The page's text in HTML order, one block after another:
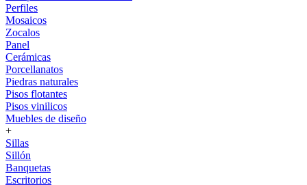
Perfiles
Mosaicos
Zocalos
Panel
Cerámicas
Porcellanatos
Piedras naturales
Pisos flotantes
Pisos vinilicos
Muebles de diseño
+
Sillas
Sillón
Banquetas
Escritorios